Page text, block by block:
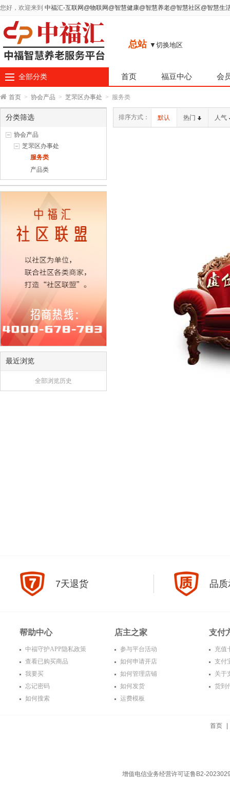
您好，欢迎来到 中福汇-互联网@物联网@智慧健康@智慧养老@智慧社区@智慧生
总站 ▼切换地区
全部分类 首页 福豆中心 会
首页 > 协会产品 > 芝罘区办事处 > 服务类
分类筛选
协会产品
芝罘区办事处
服务类
产品类
最近浏览
全部浏览历史
排序方式： 默认 热门 人气
7天退货 品
帮助中心
中福守护APP隐私政策
查看已购买商品
我要买
忘记密码
如何搜索
店主之家
参与平台活动
如何申请开店
如何管理店铺
如何发货
运费模板
支付
充值
支付
关于
货到
首页
增值电信业务经营许可证鲁B2-